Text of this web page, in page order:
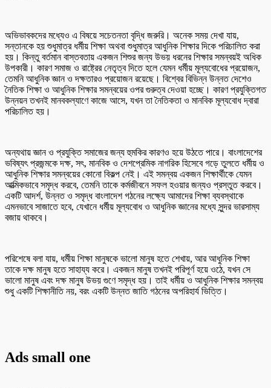
অভিভাবকদের মধ্যেও এ বিষয়ে সচেতনতা বৃদ্ধি জরুরি। অনেক সময় দেখা যায়,
সন্তানকে হয় শুধুমাত্র ধর্মীয় শিক্ষা অথবা শুধুমাত্র আধুনিক শিক্ষার দিকে পরিচালিত করা
হয়। কিন্তু বর্তমান বাস্তবতায় একজন শিশুর জন্য উভয় ধরনের শিক্ষার সমন্বয়ই অধিক
উপকারী। কারণ সমাজ ও রাষ্ট্রের নেতৃত্ব দিতে হলে যেমন ধর্মীয় মূল্যবোধের প্রয়োজন,
তেমনি আধুনিক জ্ঞান ও দক্ষতারও প্রয়োজন রয়েছে। বিশ্বের বিভিন্ন উন্নত দেশেও
নৈতিক শিক্ষা ও আধুনিক শিক্ষার সমন্বয়ের ওপর গুরুত্ব দেওয়া হচ্ছে। কারণ প্রযুক্তিগত
উন্নয়ন তখনই মানবকল্যাণে কাজে আসে, যখন তা নৈতিকতা ও মানবিক মূল্যবোধ দ্বারা
পরিচালিত হয়।
অন্যথায় জ্ঞান ও প্রযুক্তি সমাজের জন্য হুমকির কারণও হয়ে উঠতে পারে। বাংলাদেশের
ভবিষ্যৎ প্রজন্মকে দক্ষ, সৎ, মানবিক ও দেশপ্রেমিক নাগরিক হিসেবে গড়ে তুলতে ধর্মীয় ও
আধুনিক শিক্ষার সমন্বয়ের কোনো বিকল্প নেই। এই সমন্বয় একজন শিক্ষার্থীকে যেমন
আত্মিকভাবে সমৃদ্ধ করবে, তেমনি তাকে কর্মজীবনে সফল হওয়ার জন্যও প্রস্তুত করবে।
একটি আদর্শ, উন্নত ও সমৃদ্ধ বাংলাদেশ গঠনের লক্ষ্যে আমাদের শিক্ষা ব্যবস্থাকে
এমনভাবে সাজাতে হবে, যেখানে ধর্মীয় মূল্যবোধ ও আধুনিক জ্ঞানের মধ্যে সুন্দর ভারসাম্য
বজায় থাকবে।
পরিশেষে বলা যায়, ধর্মীয় শিক্ষা মানুষকে ভালো মানুষ হতে শেখায়, আর আধুনিক শিক্ষা
তাকে দক্ষ মানুষ হতে সাহায্য করে। একজন মানুষ তখনই পরিপূর্ণ হয়ে ওঠে, যখন সে
ভালো মানুষ এবং দক্ষ মানুষ উভয় গুণে সমৃদ্ধ হয়। তাই ধর্মীয় ও আধুনিক শিক্ষার সমন্বয়
শুধু একটি শিক্ষানীতি নয়, বরং একটি উন্নত জাতি গঠনের অপরিহার্য ভিত্তি।
Ads small one